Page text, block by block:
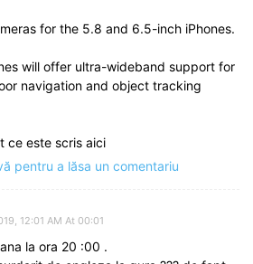
for the 5.8 and 6.5-inch iPhones.
will offer ultra-wideband support for
navigation and object tracking
ce este scris aici
pentru a lăsa un comentariu
12:01 AM At 00:01
la ora 20 :00 .